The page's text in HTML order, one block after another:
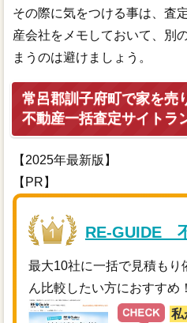
その際に気をつける事は、査
産会社をメモしておいて、別
まうのは避けましょう。
常呂郡訓子府町で家を売
不動産一括査定サイトラ
【2025年最新版】
【PR】
RE-GUIDE
最大10社に一括で見積もり
ん比較したい方におすすめ！
私